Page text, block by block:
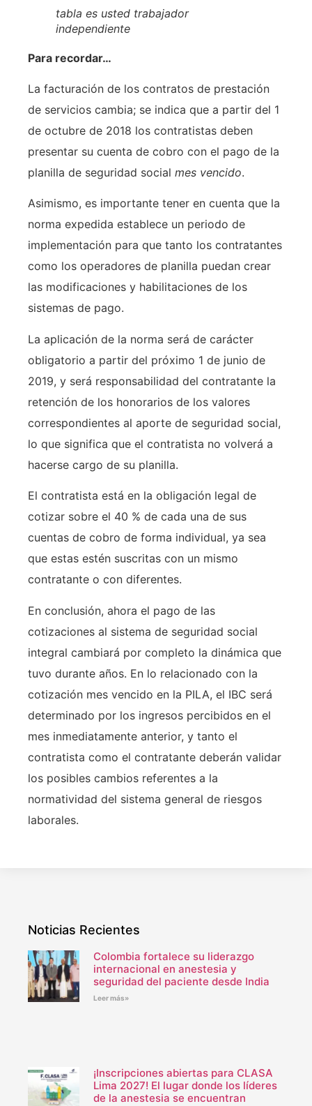
tabla es usted trabajador
independiente
Para recordar…
La facturación de los contratos de prestación
de servicios cambia; se indica que a partir del 1
de octubre de 2018 los contratistas deben
presentar su cuenta de cobro con el pago de la
planilla de seguridad social mes vencido.
Asimismo, es importante tener en cuenta que la
norma expedida establece un periodo de
implementación para que tanto los contratantes
como los operadores de planilla puedan crear
las modificaciones y habilitaciones de los
sistemas de pago.
La aplicación de la norma será de carácter
obligatorio a partir del próximo 1 de junio de
2019, y será responsabilidad del contratante la
retención de los honorarios de los valores
correspondientes al aporte de seguridad social,
lo que significa que el contratista no volverá a
hacerse cargo de su planilla.
El contratista está en la obligación legal de
cotizar sobre el 40 % de cada una de sus
cuentas de cobro de forma individual, ya sea
que estas estén suscritas con un mismo
contratante o con diferentes.
En conclusión, ahora el pago de las
cotizaciones al sistema de seguridad social
integral cambiará por completo la dinámica que
tuvo durante años. En lo relacionado con la
cotización mes vencido en la PILA, el IBC será
determinado por los ingresos percibidos en el
mes inmediatamente anterior, y tanto el
contratista como el contratante deberán validar
los posibles cambios referentes a la
normatividad del sistema general de riesgos
laborales.
Noticias Recientes
Colombia fortalece su liderazgo
internacional en anestesia y
seguridad del paciente desde India
Leer más»
¡Inscripciones abiertas para CLASA
Lima 2027! El lugar donde los líderes
de la anestesia se encuentran